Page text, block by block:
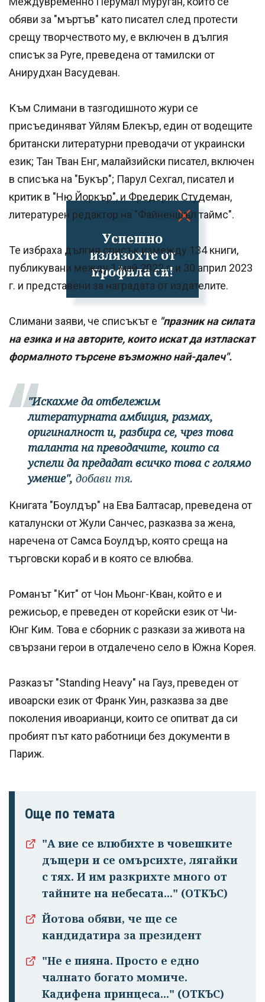
Успешно
излязохте от
профила си!
обяви за "мъртъв" като писател след протести
срещу творчеството му, е включен в дългия
списък за Pyre, преведена от тамилски от
Анирудхан Васудеван.
Към Слимани в тазгодишното жури се
присъединяват Уйлям Блекър, един от водещите
британски литературни преводачи от украински
език; Тан Тван Енг, малайзийски писател, включен
в списъка на "Букър"; Парул Сехгал, писател и
критик в "Ню Йоркър", и Фредерик Студеман,
литературен редактор на "Файненшъл таймс".
Те избраха дългия списък измежду 134 книги,
публикувани между 1 май 2022 г. и 30 април 2023
г. и представени за наградата от издателите.
Слимани заяви, че списъкът е "празник на силата
на езика и на авторите, които искат да изтласкат
формалното търсене възможно най-далеч".
"Искахме да отбележим
литературната амбиция, размах,
оригиналност и, разбира се, чрез това
таланта на преводачите, които са
успели да предадат всичко това с голямо
умение", добави тя.
Книгата "Боулдър" на Ева Балтасар, преведена от
каталунски от Жули Санчес, разказва за жена,
наречена от Самса Боулдър, която среща на
търговски кораб и в която се влюбва.
Романът "Кит" от Чон Мьонг-Кван, който е и
режисьор, е преведен от корейски език от Чи-
Юнг Ким. Това е сборник с разкази за живота на
свързани герои в отдалечено село в Южна Корея.
Разказът "Standing Heavy" на Гауз, преведен от
ивоарски език от Франк Уин, разказва за две
поколения ивоарианци, които се опитват да си
пробият път като работници без документи в
Париж.
Още по темата
"А вие се влюбихте в чо­вешките
дъщери и се омърсихте, лягайки
с тях. И им раз­крихте много от
тайните на небесата..." (ОТКЪС)
Йотова обяви, че ще се
кандидатира за президент
"Не е пияна. Просто е едно
чалнато бога­то момиче.
Кадифена принцеса..." (ОТКЪС)